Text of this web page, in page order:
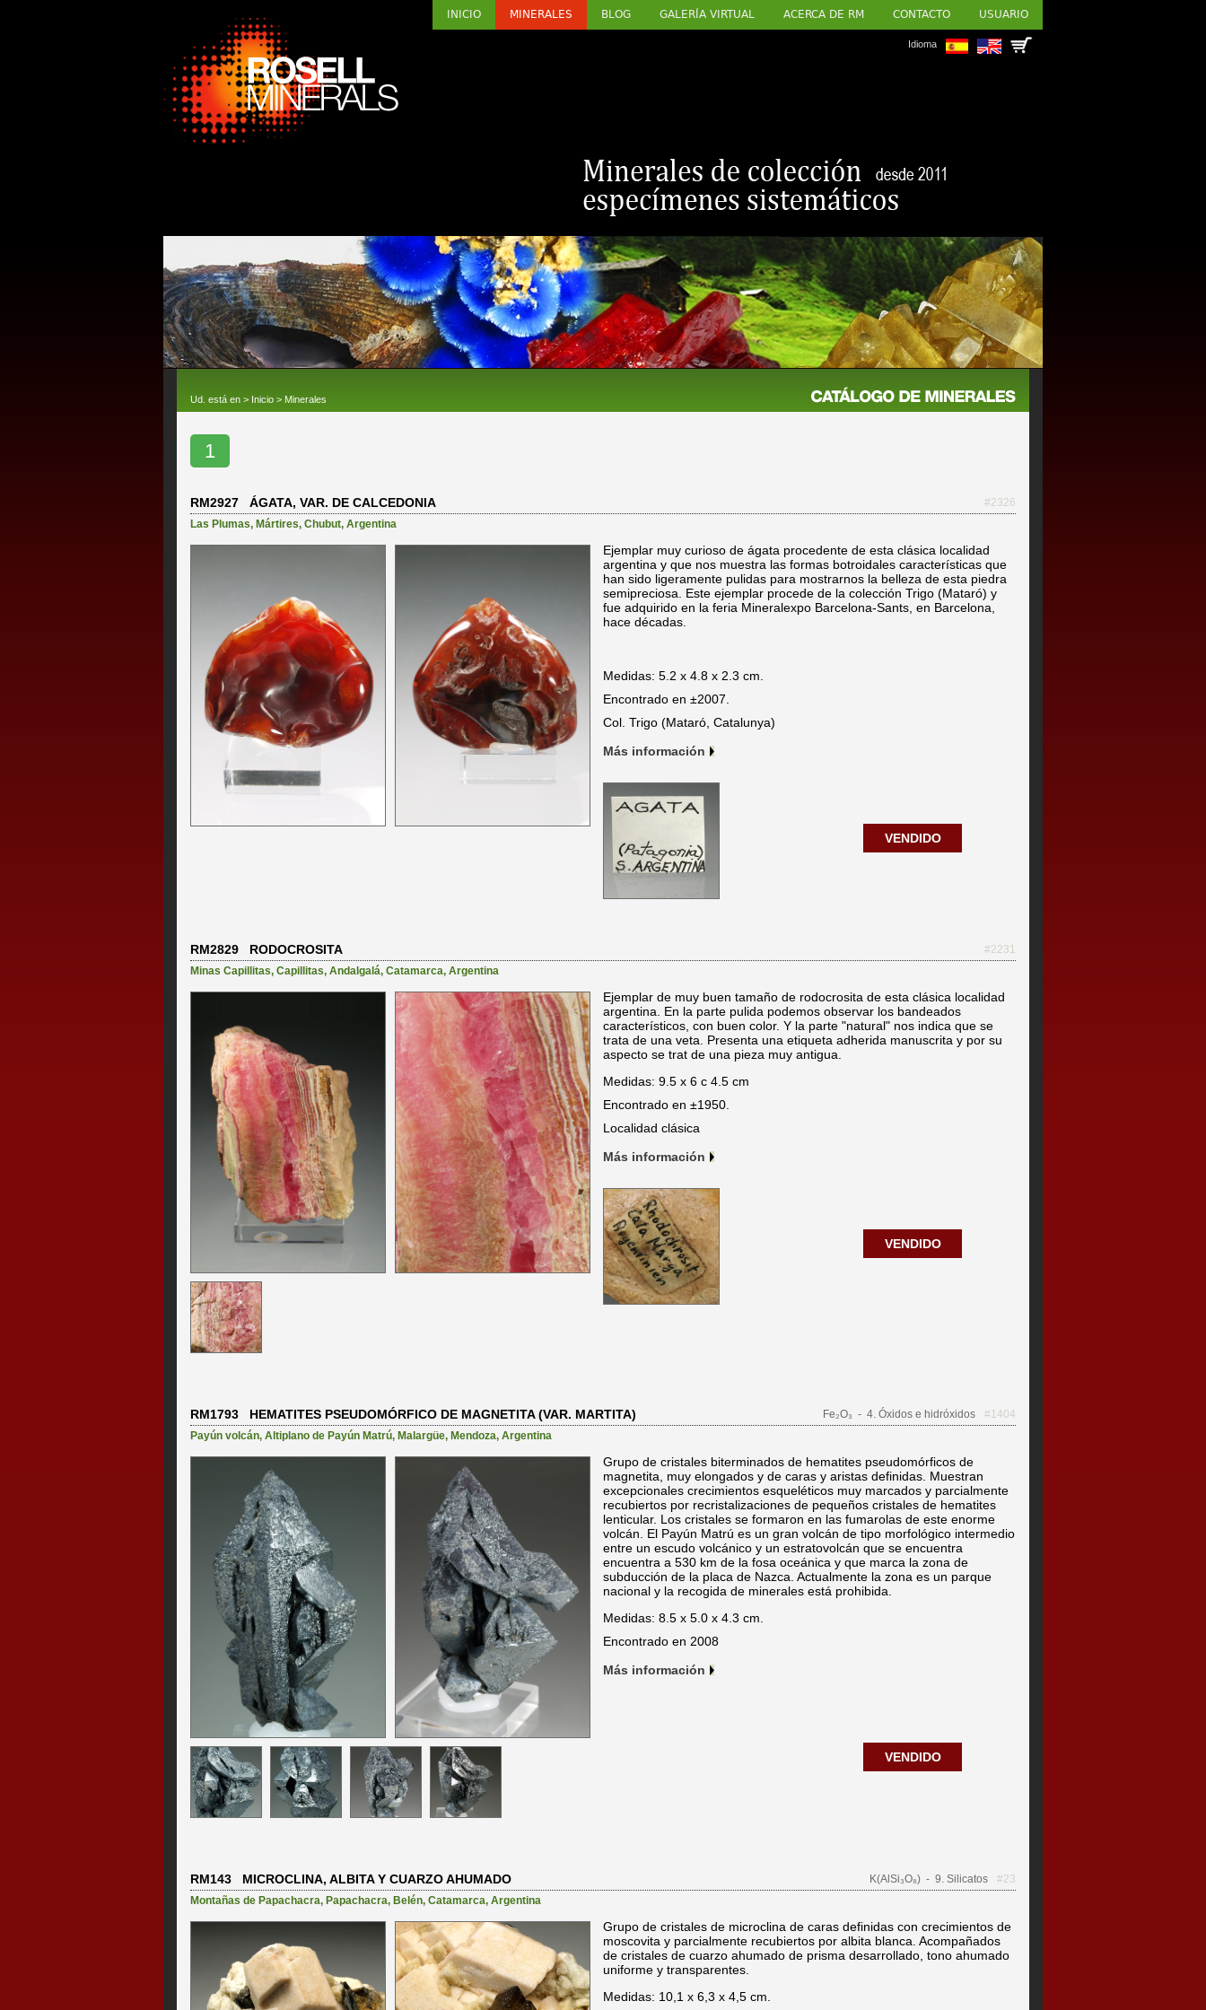
INICIO MINERALES BLOG GALERÍA VIRTUAL ACERCA DE RM CONTACTO USUARIO
Idioma
Ud. está en > Inicio > Minerales
1
RM2927 ÁGATA, VAR. DE CALCEDONIA
#2326
Las Plumas, Mártires, Chubut, Argentina
Ejemplar muy curioso de ágata procedente de esta clásica localidad
argentina y que nos muestra las formas botroidales características que
han sido ligeramente pulidas para mostrarnos la belleza de esta piedra
semipreciosa. Este ejemplar procede de la colección Trigo (Mataró) y
fue adquirido en la feria Mineralexpo Barcelona-Sants, en Barcelona,
hace décadas.
Medidas: 5.2 x 4.8 x 2.3 cm.
Encontrado en ±2007.
Col. Trigo (Mataró, Catalunya)
Más información
VENDIDO
RM2829 RODOCROSITA
#2231
Minas Capillitas, Capillitas, Andalgalá, Catamarca, Argentina
Ejemplar de muy buen tamaño de rodocrosita de esta clásica localidad
argentina. En la parte pulida podemos observar los bandeados
característicos, con buen color. Y la parte "natural" nos indica que se
trata de una veta. Presenta una etiqueta adherida manuscrita y por su
aspecto se trat de una pieza muy antigua.
Medidas: 9.5 x 6 c 4.5 cm
Encontrado en ±1950.
Localidad clásica
Más información
VENDIDO
RM1793 HEMATITES PSEUDOMÓRFICO DE MAGNETITA (VAR. MARTITA) Fe₂O₃ - 4. Óxidos e hidróxidos
#1404
Payún volcán, Altiplano de Payún Matrú, Malargüe, Mendoza, Argentina
Grupo de cristales biterminados de hematites pseudomórficos de
magnetita, muy elongados y de caras y aristas definidas. Muestran
excepcionales crecimientos esqueléticos muy marcados y parcialmente
recubiertos por recristalizaciones de pequeños cristales de hematites
lenticular. Los cristales se formaron en las fumarolas de este enorme
volcán. El Payún Matrú es un gran volcán de tipo morfológico intermedio
entre un escudo volcánico y un estratovolcán que se encuentra
encuentra a 530 km de la fosa oceánica y que marca la zona de
subducción de la placa de Nazca​ . Actualmente la zona es un parque
nacional y la recogida de minerales está prohibida.
Medidas: 8.5 x 5.0 x 4.3 cm.
Encontrado en 2008
Más información
VENDIDO
RM143 MICROCLINA, ALBITA Y CUARZO AHUMADO K(AlSi₃O₈) - 9. Silicatos
#23
Montañas de Papachacra, Papachacra, Belén, Catamarca, Argentina
Grupo de cristales de microclina de caras definidas con crecimientos de
moscovita y parcialmente recubiertos por albita blanca. Acompañados
de cristales de cuarzo ahumado de prisma desarrollado, tono ahumado
uniforme y transparentes.
Medidas: 10,1 x 6,3 x 4,5 cm.